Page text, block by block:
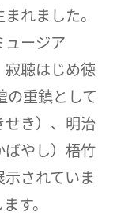
れました。
ージア
聴はじめ徳
の重鎮として
き）、明治
やし）梧竹
示されていま
す。